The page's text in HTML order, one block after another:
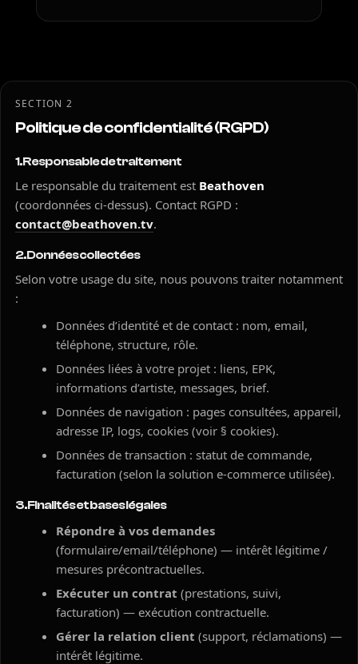
SECTION 2
Politique de confidentialité (RGPD)
1. Responsable de traitement
Le responsable du traitement est Beathoven
(coordonnées ci-dessus). Contact RGPD :
contact@beathoven.tv.
2. Données collectées
Selon votre usage du site, nous pouvons traiter notamment
:
Données d’identité et de contact : nom, email,
téléphone, structure, rôle.
Données liées à votre projet : liens, EPK,
informations d’artiste, messages, brief.
Données de navigation : pages consultées, appareil,
adresse IP, logs, cookies (voir § cookies).
Données de transaction : statut de commande,
facturation (selon la solution e-commerce utilisée).
3. Finalités et bases légales
Répondre à vos demandes
(formulaire/email/téléphone) — intérêt légitime /
mesures précontractuelles.
Exécuter un contrat (prestations, suivi,
facturation) — exécution contractuelle.
Gérer la relation client (support, réclamations) —
intérêt légitime.